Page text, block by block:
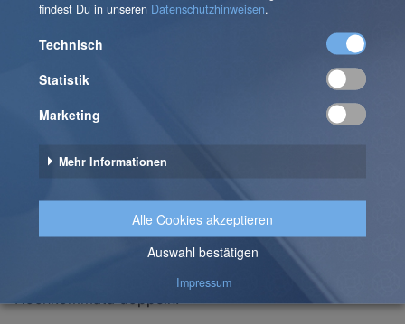
lastname) VALUES ({person_id}, '{lastname}')
"O'Reilly"
SQLite meckert hier "sqlite3.OperationalError: near
"Reilly": syntax error". Woran liegt es? Ganz
Statement eingefügt, aber das Hochkomma im Namen
wird als Ende des Namensstrings interpretiert, also " ,
'O'Reilly') ".
Hier kann man nun im Codingrausch Abhilfe schaffen,
indem man das Hochkomma escapet. Das variiert je
nach Datenbank, in SQLite muss man die
Hochkommata doppeln.